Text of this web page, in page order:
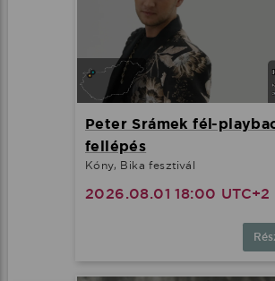
Peter Srámek fél-
fellépés
Kóny, Bika fesztivál
2026.08.01 18:00 UTC+2